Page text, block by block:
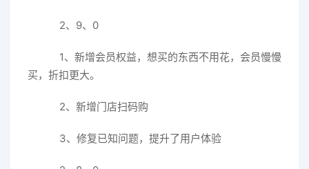
2、9、0
1、新增会员权益，想买的东西不用花，会员慢慢
买，折扣更大。
2、新增门店扫码购
3、修复已知问题，提升了用户体验